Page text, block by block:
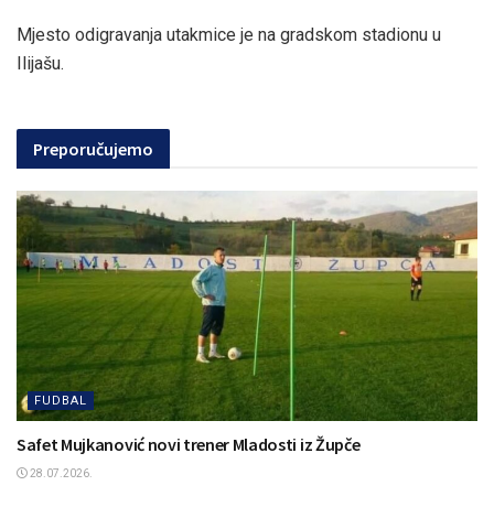
Mjesto odigravanja utakmice je na gradskom stadionu u
Ilijašu.
Preporučujemo
FUDBAL
Safet Mujkanović novi trener Mladosti iz Župče
28.07.2026.